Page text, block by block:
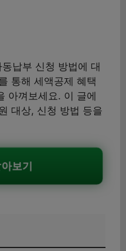
납부 신청 방법에 대
통해 세액공제 혜택
아껴보세요. 이 글에
대상, 신청 방법 등을
보기